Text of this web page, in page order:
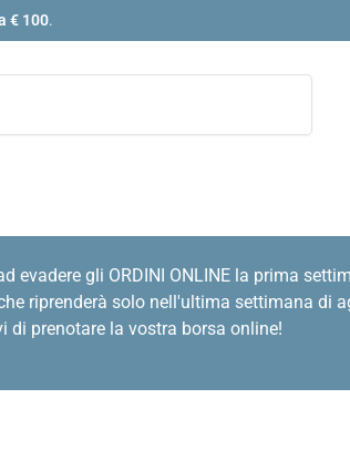
€ 100.
evadere gli ORDINI ONLINE la prima
riprenderà solo nell'ultima settimana di
di prenotare la vostra borsa online!